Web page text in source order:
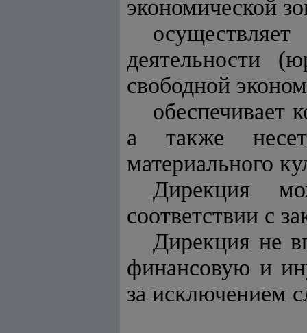
экономической
деятельности
свободной
обеспечивает
а также несет
материального
Дирекция
соответствии с
Дирекция не
финансовую и
за исключением